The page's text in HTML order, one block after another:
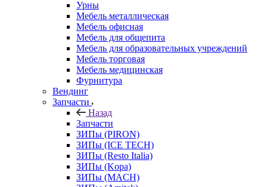
Урны
Мебель металлическая
Мебель офисная
Мебель для общепита
Мебель для образовательных учреждений
Мебель торговая
Мебель медицинская
Фурнитура
Вендинг
Запчасти
Назад
Запчасти
ЗИПы (PIRON)
ЗИПы (ICE TECH)
ЗИПы (Resto Italia)
ЗИПы (Kopa)
ЗИПы (MACH)